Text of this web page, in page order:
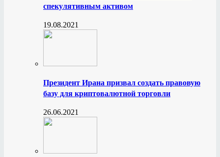
спекулятивным активом
19.08.2021
Президент Ирана призвал создать правовую
базу для криптовалютной торговли
26.06.2021